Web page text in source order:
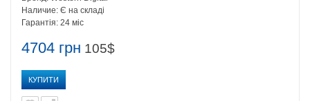
4704 грн 105$
КУПИТИ
Наличие: Є на складі
Гарантія: 24 міс